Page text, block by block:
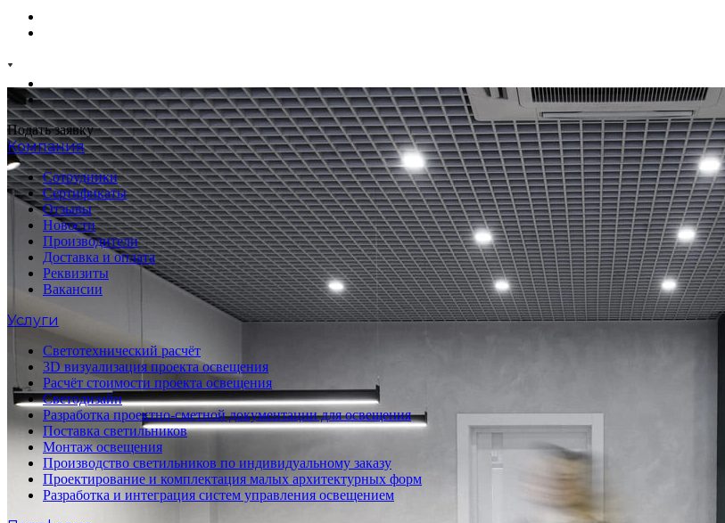
Подать заявку
Компания
Сотрудники
Сертификаты
Отзывы
Новости
Производители
Доставка и оплата
Реквизиты
Вакансии
Услуги
Светотехнический расчёт
3D визуализация проекта освещения
Расчёт стоимости проекта освещения
Светодизайн
Разработка проектно-сметной документации для освещения
Поставка светильников
Монтаж освещения
Производство светильников по индивидуальному заказу
Проектирование и комплектация малых архитектурных форм
Разработка и интеграция систем управления освещением